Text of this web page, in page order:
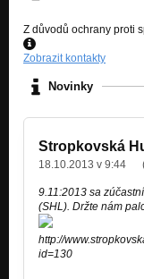
Nezařazeno
Svetlo
Nezařazeno
Z důvodů ochrany proti
Zobrazit kontakty
Novinky
Stropkovská
18.10.2013 v 9:44
9.11:2013 sa
(SHL). Držte nám
http://
id=130